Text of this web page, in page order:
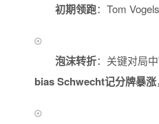
初期领跑：Tom
泡沫转折：关键对局
bias Schwecht记分牌暴涨